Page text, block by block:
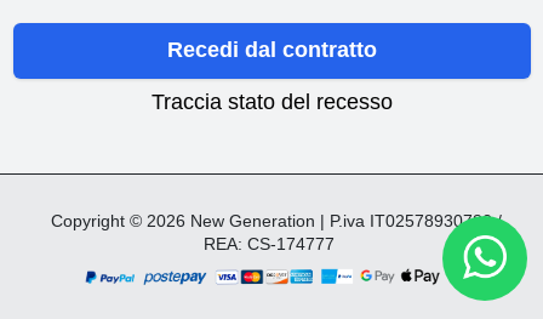
Recedi dal contratto
Traccia stato del recesso
Copyright © 2026 New Generation | P.iva IT02578930782 /
REA: CS-174777